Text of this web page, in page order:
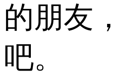
的朋友
吧。